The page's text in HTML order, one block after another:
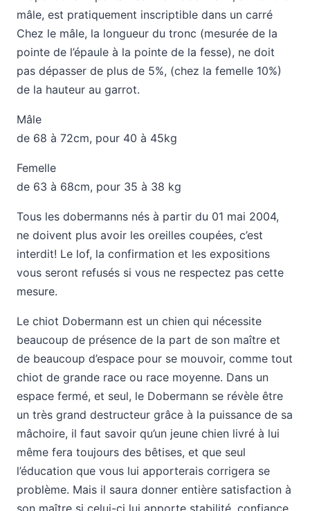
mâle, est pratiquement inscriptible dans un carré
Chez le mâle, la longueur du tronc (mesurée de la
pointe de l’épaule à la pointe de la fesse), ne doit
pas dépasser de plus de 5%, (chez la femelle 10%)
de la hauteur au garrot.
Mâle
de 68 à 72cm, pour 40 à 45kg
Femelle
de 63 à 68cm, pour 35 à 38 kg
Tous les dobermanns nés à partir du 01 mai 2004,
ne doivent plus avoir les oreilles coupées, c’est
interdit! Le lof, la confirmation et les expositions
vous seront refusés si vous ne respectez pas cette
mesure.
Le chiot Dobermann est un chien qui nécessite
beaucoup de présence de la part de son maître et
de beaucoup d’espace pour se mouvoir, comme tout
chiot de grande race ou race moyenne. Dans un
espace fermé, et seul, le Dobermann se révèle être
un très grand destructeur grâce à la puissance de sa
mâchoire, il faut savoir qu’un jeune chien livré à lui
même fera toujours des bêtises, et que seul
l’éducation que vous lui apporterais corrigera se
problème. Mais il saura donner entière satisfaction à